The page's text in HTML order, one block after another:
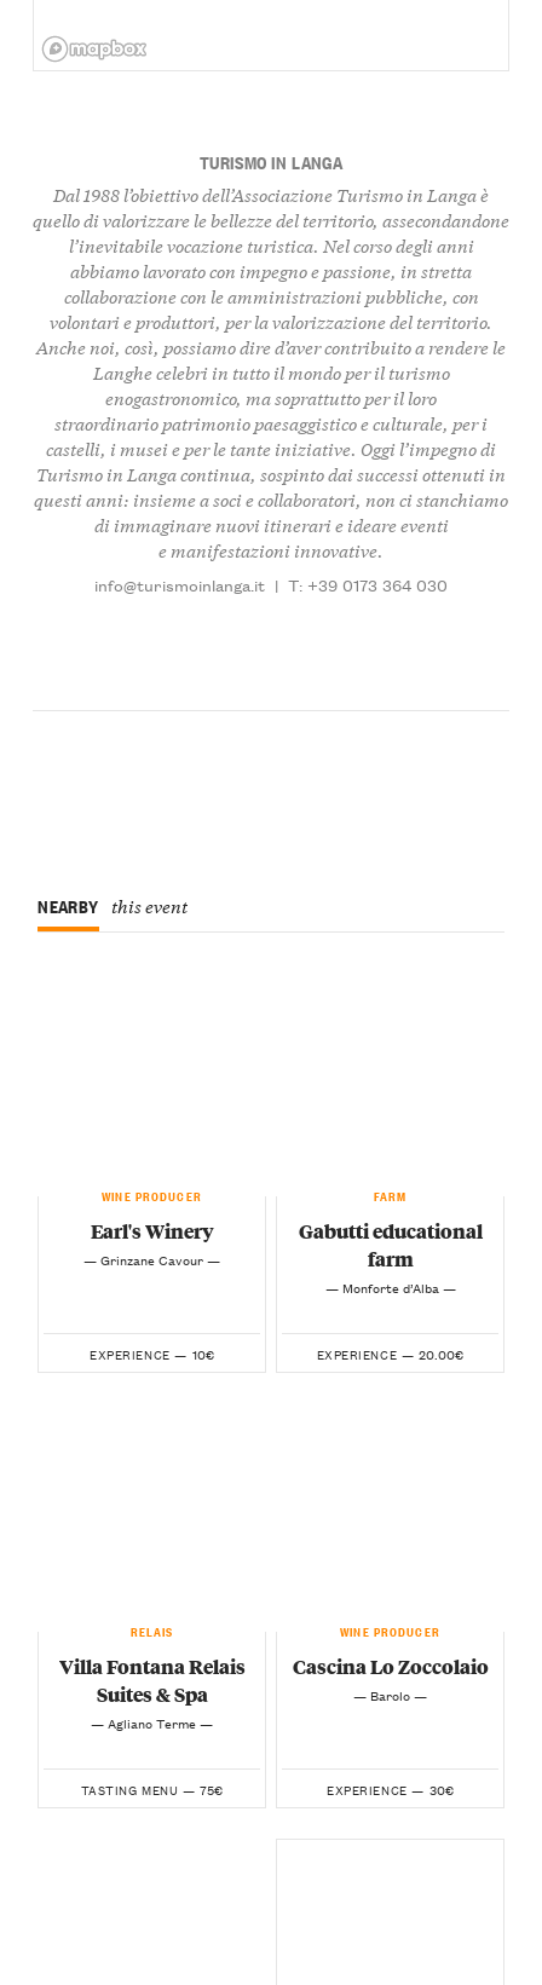
TURISMO IN LANGA
Dal 1988 l’obiettivo dell’Associazione Turismo in Langa è
quello divalorizzare le bellezze del territorio, assecondandone
l’inevitabile vocazione turistica. Nel corso degli anni
abbiamo lavorato con impegno e passione, in stretta
collaborazione con le amministrazioni pubbliche, con
volontari e produttori, per la valorizzazione del territorio.
Anche noi, così, possiamo dire d’aver contribuito a rendere le
Langhe celebri in tutto il mondo per il turismo
enogastronomico, ma soprattutto per il loro
straordinariopatrimonio paesaggistico e culturale, per i
castelli, i museie per le tante iniziative. Oggi l’impegno di
Turismo in Langa continua, sospinto dai successi ottenuti in
questi anni: insieme a soci e collaboratori, non ci stanchiamo
di immaginare nuovi itinerari e ideare eventi
e manifestazioni innovative.
info@turismoinlanga.it | T: +39 0173 364 030
NEARBY this event
WINE PRODUCER
Earl's Winery
— Grinzane Cavour —
EXPERIENCE — 10€
FARM
Gabutti educational
farm
— Monforte d’Alba —
EXPERIENCE — 20.00€
RELAIS
Villa Fontana Relais
Suites & Spa
— Agliano Terme —
TASTING MENU — 75€
WINE PRODUCER
Cascina Lo Zoccolaio
— Barolo —
EXPERIENCE — 30€